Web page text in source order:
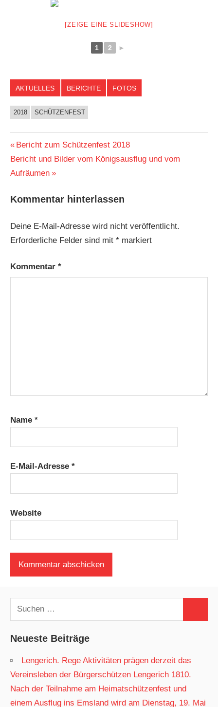
[ZEIGE EINE SLIDESHOW]
1 2 ►
AKTUELLES BERICHTE FOTOS
2018 SCHÜTZENFEST
Beitragsnavigation
Vorheriger
Beitrag:
Bericht zum Schützenfest 2018
Nächster
Beitrag:
Bericht und Bilder vom Königsausflug und vom
Aufräumen
Kommentar hinterlassen
Deine E-Mail-Adresse wird nicht veröffentlicht.
Erforderliche Felder sind mit* markiert
Kommentar*
Name*
E-Mail-Adresse*
Website
Suchen
nach:
Neueste Beiträge
Lengerich. Rege Aktivitäten prägen derzeit das
Vereinsleben der Bürgerschützen Lengerich 1810.
Nach der Teilnahme am Heimatschützenfest und
einem Ausflug ins Emsland wird am Dienstag, 19. Mai